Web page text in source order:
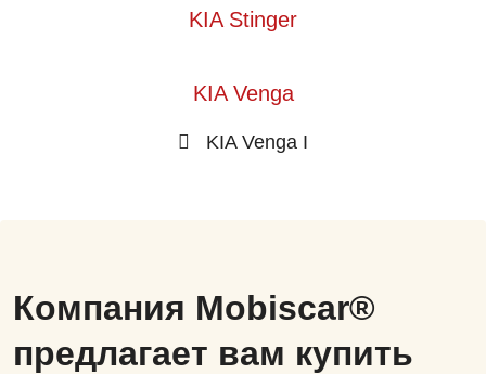
KIA Stinger
KIA Venga
KIA Venga I
Компания Mobiscar®
предлагает вам купить